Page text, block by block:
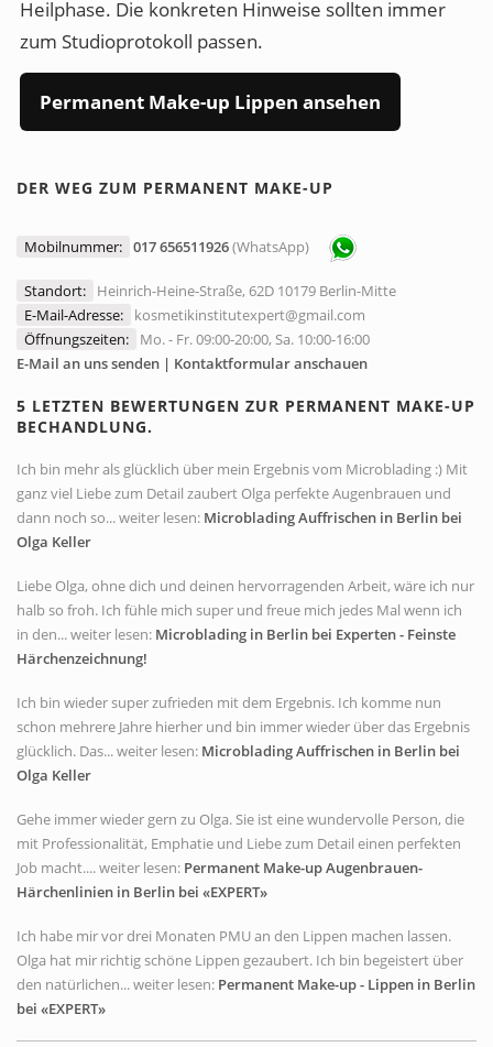
Heilphase. Die konkreten Hinweise sollten immer
zum Studioprotokoll passen.
Permanent Make-up Lippen ansehen
DER WEG ZUM PERMANENT MAKE-UP
Mobilnummer: 017 656511926(WhatsApp)
Standort:
Heinrich-Heine-Straße, 62D 10179 Berlin-Mitte
E-Mail-Adresse:
kosmetikinstitutexpert@gmail.com
Öffnungszeiten:
Mo. - Fr. 09:00-20:00, Sa. 10:00-16:00
E-Mail an uns senden | Kontaktformular anschauen
5 LETZTEN BEWERTUNGEN ZUR PERMANENT MAKE-UP
BECHANDLUNG.
Ich bin mehr als glücklich über mein Ergebnis vom Microblading :) Mit
ganz viel Liebe zum Detail zaubert Olga perfekte Augenbrauen und
dann noch so... weiter lesen: Microblading Auffrischen in Berlin bei
Olga Keller
Liebe Olga, ohne dich und deinen hervorragenden Arbeit, wäre ich nur
halb so froh. Ich fühle mich super und freue mich jedes Mal wenn ich
in den... weiter lesen: Microblading in Berlin bei Experten - Feinste
Härchenzeichnung!
Ich bin wieder super zufrieden mit dem Ergebnis. Ich komme nun
schon mehrere Jahre hierher und bin immer wieder über das Ergebnis
glücklich. Das... weiter lesen: Microblading Auffrischen in Berlin bei
Olga Keller
Gehe immer wieder gern zu Olga. Sie ist eine wundervolle Person, die
mit Professionalität, Emphatie und Liebe zum Detail einen perfekten
Job macht.... weiter lesen: Permanent Make-up Augenbrauen-
Härchenlinien in Berlin bei «EXPERT»
Ich habe mir vor drei Monaten PMU an den Lippen machen lassen.
Olga hat mir richtig schöne Lippen gezaubert. Ich bin begeistert über
den natürlichen... weiter lesen: Permanent Make-up - Lippen in Berlin
bei «EXPERT»